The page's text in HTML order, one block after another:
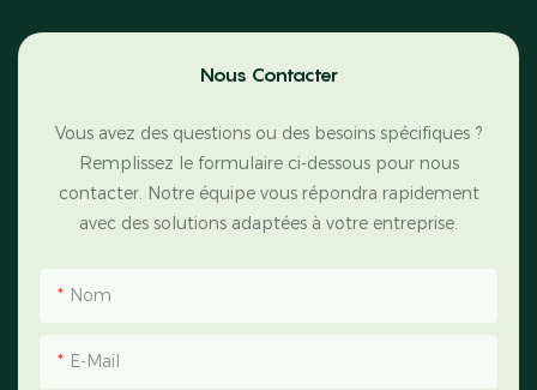
Nous Contacter
Vous avez des questions ou des besoins spécifiques ?
Remplissez le formulaire ci-dessous pour nous
contacter. Notre équipe vous répondra rapidement
avec des solutions adaptées à votre entreprise.
Nom
E-Mail